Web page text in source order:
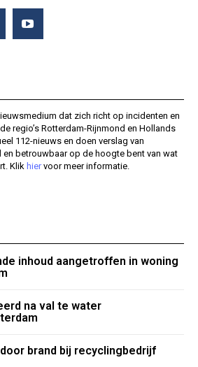
dat zich richt op incidenten en
regio’s Rotterdam-Rijnmond en Hollands
112-nieuws en doen verslag van
en betrouwbaar op de hoogte bent van wat
Klik hiervoor meer informatie.
inhoud aangetroffen in woning
na val te water
brand bij recyclingbedrijf